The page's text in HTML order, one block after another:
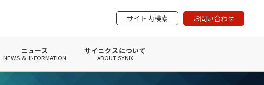
サイト内検索 お問い合わせ
ニュース
NEWS ＆ INFORMATION
サイニクスについて
ABOUT SYNIX